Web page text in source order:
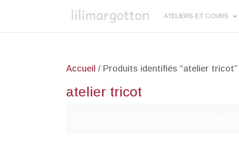
ATELIERS ET COURS
Accueil / Produits identifiés “atelier tricot”
atelier tricot